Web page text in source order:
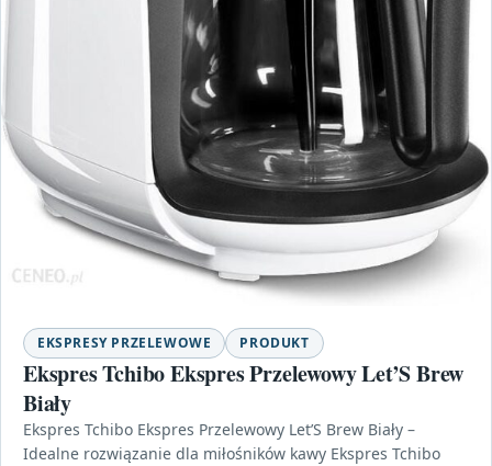
EKSPRESY PRZELEWOWE PRODUKT
Ekspres Tchibo Ekspres Przelewowy Let’S Brew
Biały
Ekspres Tchibo Ekspres Przelewowy Let’S Brew Biały –
Idealne rozwiązanie dla miłośników kawy Ekspres Tchibo